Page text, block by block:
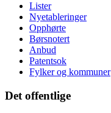
Lister
Nyetableringer
Opphørte
Børsnotert
Anbud
Patentsok
Fylker og kommuner
Det offentlige